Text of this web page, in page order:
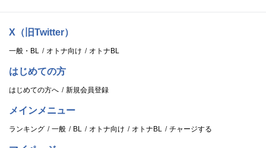
X（旧Twitter）
一般・BL オトナ向け オトナBL
はじめての方
はじめての方へ 新規会員登録
メインメニュー
ランキング 一般 BL オトナ向け オトナBL チャージする